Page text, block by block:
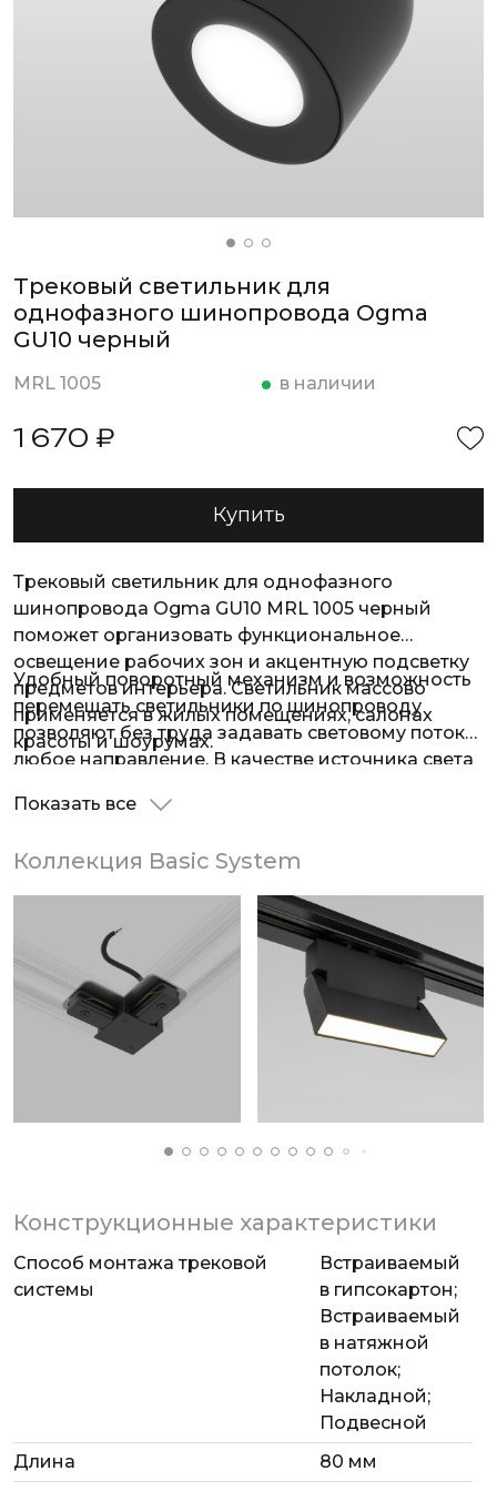
Трековый светильник для
однофазного шинопровода Ogma
GU10 черный
MRL 1005 в наличии
1 670 ₽
Купить
Трековый светильник для однофазного
шинопровода Ogma GU10 MRL 1005 черный
поможет организовать функциональное
освещение рабочих зон и акцентную подсветку
предметов интерьера. Светильник массово
применяется в жилых помещениях, салонах
красоты и шоурумах.
Удобный поворотный механизм и возможность
перемещать светильники по шинопроводу
позволяют без труда задавать световому потоку
любое направление. В качестве источника света
цоколем GU10. При изготовлении трекового
металл с надежным защитным покрытием.
Трековый светильник MRL 1005 дополнит любой
современный интерьер, а стильный дизайн
внесет оригинальности.
Показать все
Коллекция Basic System
Конструкционные характеристики
Способ монтажа трековой
системы
Встраиваемый
в гипсокартон;
Встраиваемый
в натяжной
потолок;
Накладной;
Подвесной
Длина
80 мм